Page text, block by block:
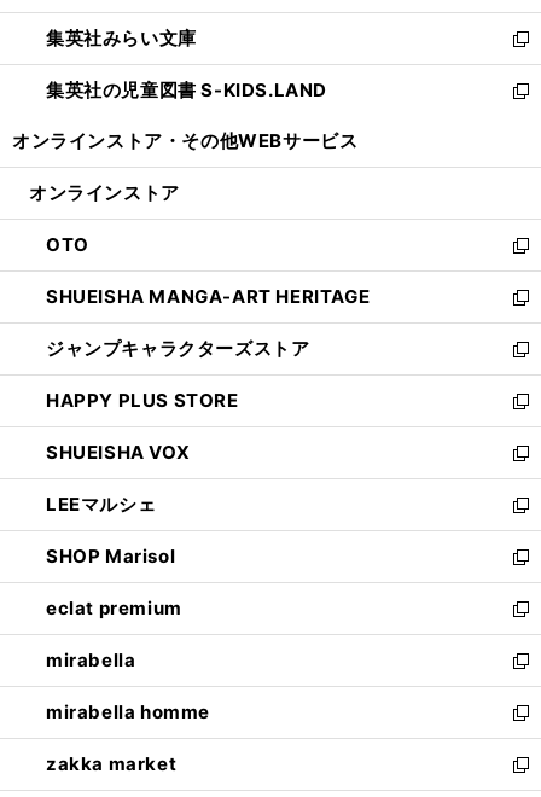
開
く
ウ
で
開
く
ン
ド
ウ
で
ウ
ィ
ン
ド
開
集英社みらい文庫
新
し
い
ン
ウ
で
開
く
集英社の児童図書 S-KIDS.LAND
新
ウ
ン
ド
ウ
で
開
く
オンラインストア・ その他WEBサービス
オンラインストア
OTO
新
し
い
ウ
ィ
ン
ド
ウ
で
開
く
SHUEISHA MANGA-ART HERITAGE
新
し
い
ウ
ィ
ン
ド
ウ
で
開
く
ジャンプキャラクターズストア
新
し
い
ウ
ィ
ン
ド
ウ
で
開
く
HAPPY PLUS STORE
新
し
い
ウ
ィ
ン
ド
ウ
で
開
く
SHUEISHA VOX
新
し
い
ウ
ィ
ン
ド
ウ
で
開
く
LEEマルシェ
新
し
い
ウ
ィ
ン
ド
ウ
で
開
く
SHOP Marisol
新
し
い
ウ
ィ
ン
ド
ウ
で
開
eclat premium
新
し
い
ウ
ィ
ン
ド
ウ
mirabella
新
し
い
ウ
ィ
ン
mirabella homme
新
し
い
zakka market
新